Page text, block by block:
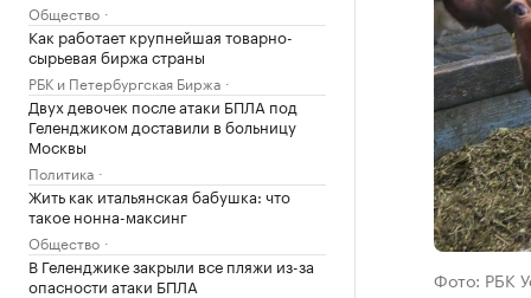
Общество
Как работает крупнейшая товарно-
сырьевая биржа страны
РБК и Петербургская Биржа
Двух девочек после атаки БПЛА под
Геленджиком доставили в больницу
Москвы
Политика
Жить как итальянская бабушка: что
такое нонна-максинг
Общество
В Геленджике закрыли все пляжи из-за
опасности атаки БПЛА
Фото: РБК